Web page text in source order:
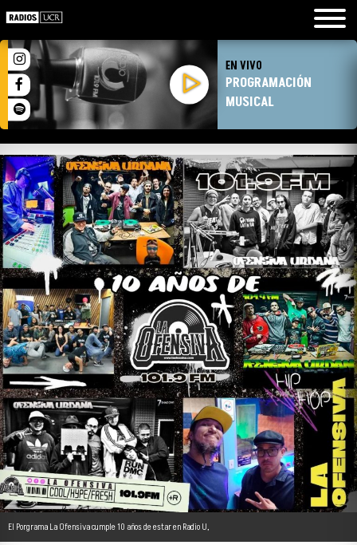
EN VIVO
PROGRAMACIÓN
MUSICAL
El Porgrama La Ofensiva cumple 10 años de estar en Radio U,